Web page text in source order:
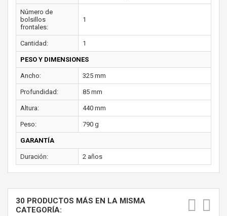
Número de
bolsillos
frontales:
1
Cantidad: 1
PESO Y DIMENSIONES
Ancho: 325 mm
Profundidad: 85 mm
Altura: 440 mm
Peso: 790 g
GARANTÍA
Duración: 2 años
30 PRODUCTOS MÁS EN LA MISMA
CATEGORÍA: